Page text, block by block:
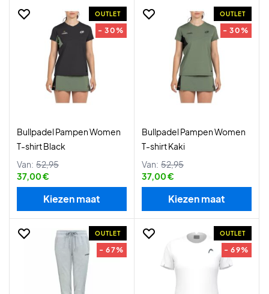
OUTLET
- 30%
Bullpadel Pampen Women
T-shirt Black
Van: 52,95
37,00 €
Kiezen maat
OUTLET
- 30%
Bullpadel Pampen Women
T-shirt Kaki
Van: 52,95
37,00 €
Kiezen maat
OUTLET
- 67%
OUTLET
- 69%